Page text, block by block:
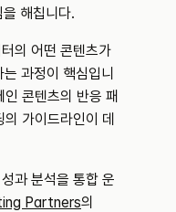
해칩니다.
의 어떤 콘텐츠가
과정이 핵심입니
인 콘텐츠의 반응 패
가이드라인이 데
과 분석을 통합 운
Partners의